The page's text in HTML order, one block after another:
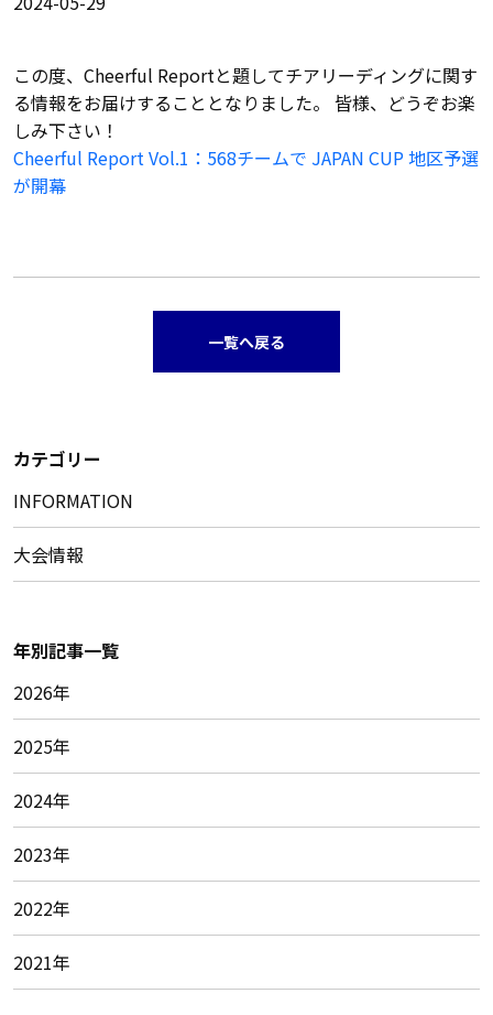
この度、Cheerful Reportと題してチアリーディングに関す
る情報をお届けすることとなりました。 皆様、どうぞお楽
しみ下さい！
Cheerful Report Vol.1：568チームで JAPAN CUP 地区予選
が開幕
一覧へ戻る
カテゴリー
INFORMATION
大会情報
年別記事一覧
2026年
2025年
2024年
2023年
2022年
2021年